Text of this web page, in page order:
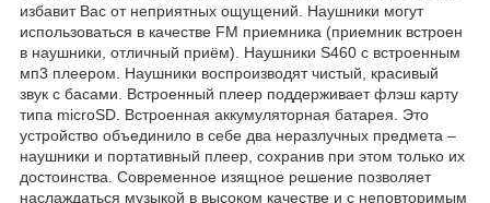
избавит Вас от неприятных ощущений. Наушники могут
использоваться в качестве FM приемника (приемник встроен
в наушники, отличный приём). Наушники S460 с встроенным
мп3 плеером. Наушники воспроизводят чистый, красивый
звук с басами. Встроенный плеер поддерживает флэш карту
типа microSD. Встроенная аккумуляторная батарея. Это
устройство объединило в себе два неразлучных предмета –
наушники и портативный плеер, сохранив при этом только их
достоинства. Современное изящное решение позволяет
наслаждаться музыкой в высоком качестве и с неповторимым